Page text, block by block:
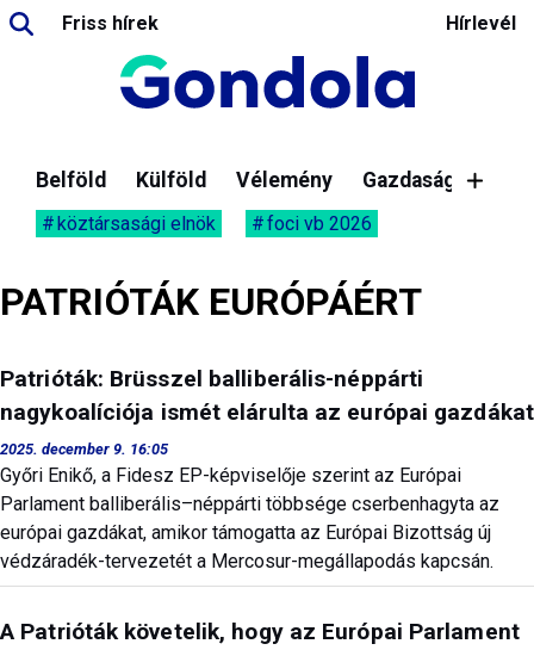
Friss hírek Hírlevél
Belföld Külföld Vélemény Gazdaság
köztársasági elnök foci vb 2026
PATRIÓTÁK EURÓPÁÉRT
Patrióták: Brüsszel balliberális-néppárti
nagykoalíciója ismét elárulta az európai gazdákat
2025. december 9. 16:05
Győri Enikő, a Fidesz EP-képviselője szerint az Európai
Parlament balliberális–néppárti többsége cserbenhagyta az
európai gazdákat, amikor támogatta az Európai Bizottság új
védzáradék-tervezetét a Mercosur-megállapodás kapcsán.
A Patrióták követelik, hogy az Európai Parlament